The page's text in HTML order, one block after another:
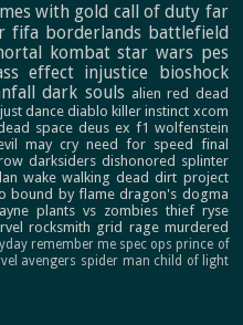
with gold call of duty far
fifa borderlands battlefield
kombat star wars pes
effect injustice bioshock
dark souls alien red dead
just dance diablo killer instinct xcom
space deus ex f1 wolfenstein
may cry need for speed final
darksiders dishonored splinter
wake walking dead dirt project
bound by flame dragon's dogma
plants vs zombies thief ryse
rocksmith grid rage murdered
remember me spec ops prince of
avengers spider man child of light